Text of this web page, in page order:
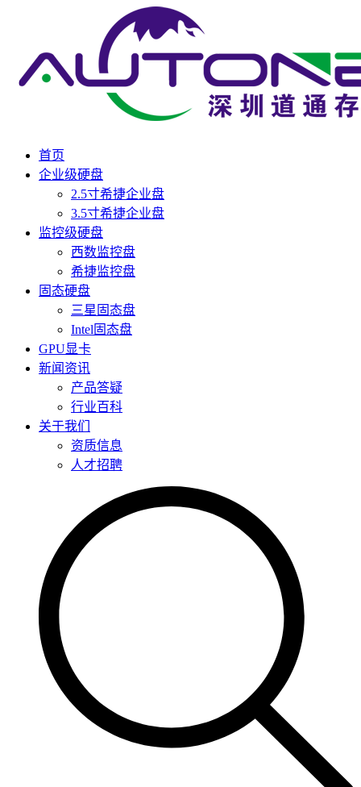
首页
企业级硬盘
2.5寸希捷企业盘
3.5寸希捷企业盘
监控级硬盘
西数监控盘
希捷监控盘
固态硬盘
三星固态盘
Intel固态盘
GPU显卡
新闻资讯
产品答疑
行业百科
关于我们
资质信息
人才招聘